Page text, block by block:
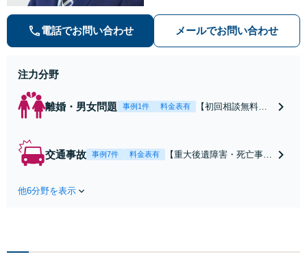
弁護士にご相談頂くことで、今のご
不安が和らぐとともに、問題解決の
電話でお問い合わせ メールでお問い合わせ
注力分野
離婚・男女問題 事例1件 料金表有
【初回相談無料】
条件で離婚ができ
交通事故 事例7件 料金表有
【重大後遺障害・死亡事案
応・納得できる解決を」
他6分野を表示